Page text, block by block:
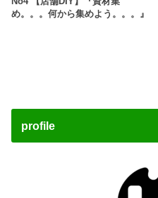
め。。。何から集めよう。。。』
profile